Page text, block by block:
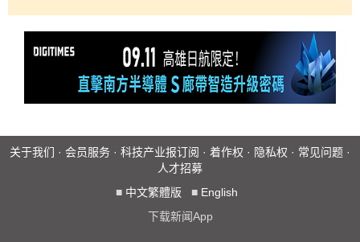
关于我们 · 会员服务 · 科技产业报订阅 · 着作权 · 隐私权 · 常见问题 ·
人才招募
■ 中文繁體版 ■ English
下载新闻App